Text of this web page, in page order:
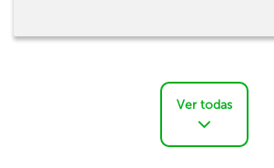
Ver todas